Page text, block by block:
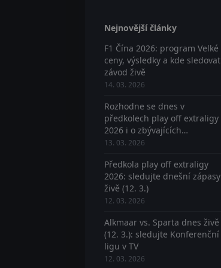
Nejnovější články
F1 Čína 2026: program Velké
ceny, výsledky a kde sledovat
závod živě
14. 03. 2026
Rozhodne se dnes v
předkolech play off extraligy
2026 i o zbývajících
postupujících? Sledujte živě
13. 03. 2026
Předkola play off extraligy
2026: sledujte dnešní zápasy
živě (12. 3.)
12. 03. 2026
Alkmaar vs. Sparta dnes živě
(12. 3.): sledujte Konferenční
ligu v TV
12. 03. 2026